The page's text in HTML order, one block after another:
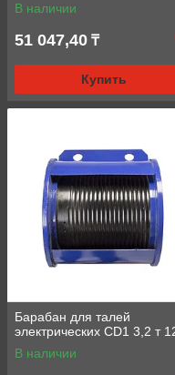
В наличии
51 047,40 ₸
Купить
Барабан для талей
электрических CD1 3,2 т
В наличии